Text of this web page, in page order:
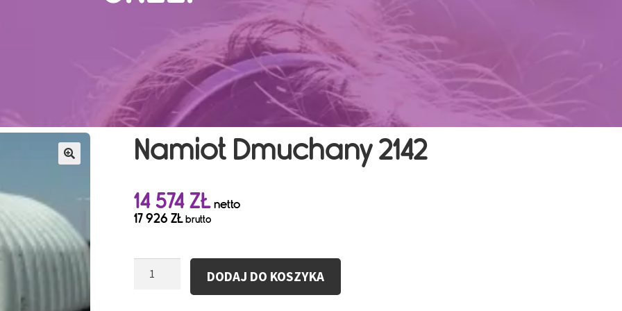
Namiot Dmuchany 2142
14 574ZŁnetto
17 926 ZŁbrutto
DODAJ DO KOSZYKA